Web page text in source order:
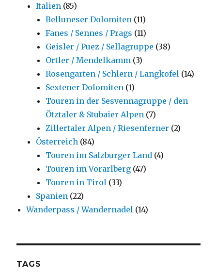
Italien (85)
Belluneser Dolomiten (11)
Fanes / Sennes / Prags (11)
Geisler / Puez / Sellagruppe (38)
Ortler / Mendelkamm (3)
Rosengarten / Schlern / Langkofel (14)
Sextener Dolomiten (1)
Touren in der Sesvennagruppe / den
Ötztaler & Stubaier Alpen (7)
Zillertaler Alpen / Riesenferner (2)
Österreich (84)
Touren im Salzburger Land (4)
Touren im Vorarlberg (47)
Touren in Tirol (33)
Spanien (22)
Wanderpass / Wandernadel (14)
TAGS